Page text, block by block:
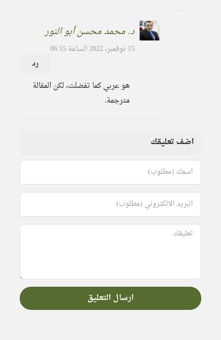
د. محمد محسن أبو النور
15 نوفمبر، 2022 الساعة 06:15
رد
هو عربي كما تفضلت، لكن المقالة
مترجمة.
اضف تعليقك